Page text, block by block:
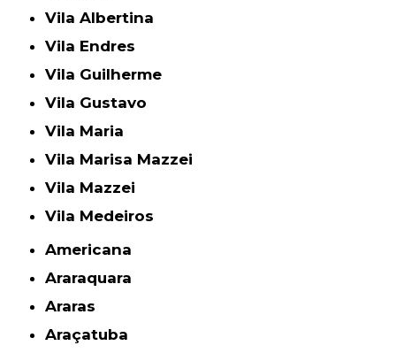
Vila Albertina
Vila Endres
Vila Guilherme
Vila Gustavo
Vila Maria
Vila Marisa Mazzei
Vila Mazzei
Vila Medeiros
Americana
Araraquara
Araras
Araçatuba